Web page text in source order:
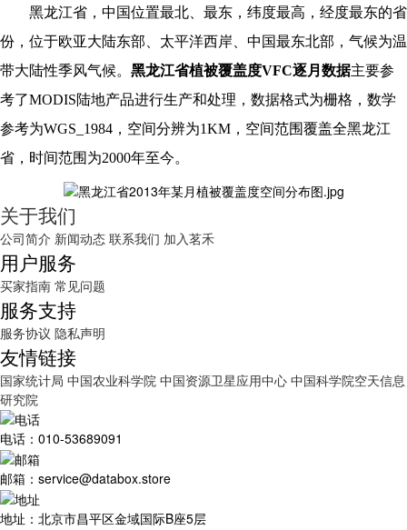
黑龙江省，中国位置最北、最东，纬度最高，经度最东的省
份，位于欧亚大陆东部、太平洋西岸、中国最东北部，气候为温
带大陆性季风气候。 黑龙江省植被覆盖度VFC逐月数据主要参
考了MODIS陆地产品进行生产和处理，数据格式为栅格，数学
参考为WGS_1984，空间分辨为1KM，空间范围覆盖全黑龙江
省，时间范围为2000年至今。
关于我们
公司简介 新闻动态 联系我们 加入茗禾
用户服务
买家指南 常见问题
服务支持
服务协议 隐私声明
友情链接
国家统计局 中国农业科学院 中国资源卫星应用中心 中国科学院空天信息
研究院
电话：010-53689091
邮箱：service@databox.store
地址：北京市昌平区金域国际B座5层